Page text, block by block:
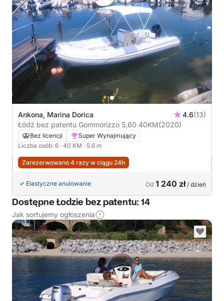
Ankona, Marina Dorica 4.6(13)
Łódź bez patentu Gommorizzo 5,60 40KM(2020)
Bez licencji
Super Wynajmujący
Liczba osób: 6 · 40 KM · 5.6 m
Zarezerwowano 4 razy w ciągu 24h
Elastyczne anulowanie Od 1 240 zł/ dzień
Dostępne Łodzie bez patentu: 14
Jak sortujemy ogłoszenia